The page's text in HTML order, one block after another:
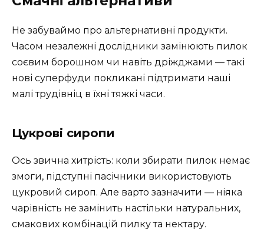
Не забуваймо про альтернативні продукти.
Часом незалежні дослідники замінюють пилок
соєвим борошном чи навіть дріжджами — такі
нові суперфуди покликані підтримати наші
малі трудівніц в їхні тяжкі часи.
Цукрові сиропи
Ось звична хитрість: коли збирати пилок немає
змоги, підступні пасічники використовують
цукровий сироп. Але варто зазначити — ніяка
чарівність не замінить настільки натуральних,
смакових комбінацій пилку та нектару.